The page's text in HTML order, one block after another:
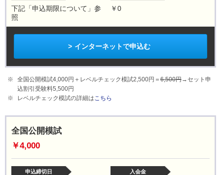
下記「申込期限について」参
照
￥0
インターネットで申込む
全国公開模試4,000円＋レベルチェック模試2,500円＝ 6,500円→セット申
込割引受験料5,500円
レベルチェック模試の詳細はこちら
全国公開模試
￥4,000
申込締切日 入会金